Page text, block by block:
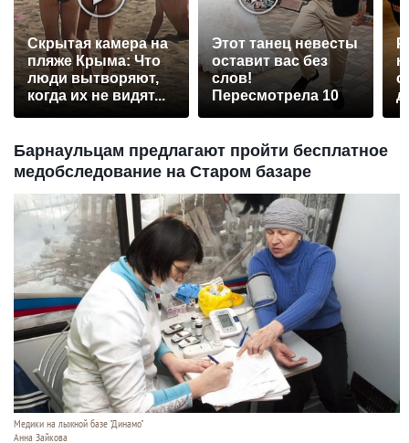
Скрытая камера на
пляже Крыма: Что
люди вытворяют,
когда их не видят...
Этот танец невесты
оставит вас без
слов!
Пересмотрела 10
Барнаульцам предлагают пройти бесплатное
медобследование на Старом базаре
Медики на лыжной базе "Динамо"
Анна Зайкова